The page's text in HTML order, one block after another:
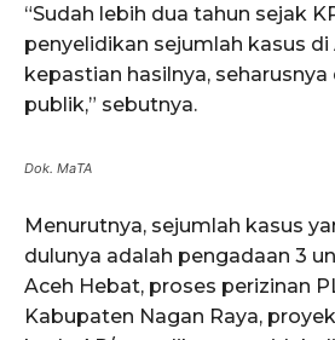
Situs Berita Aceh
“Sudah lebih dua tahun sejak
penyelidikan sejumlah kasus di
kepastian hasilnya,
publik,” sebutnya.
Dok. MaTA
Menurutnya, sejumlah kasus
dulunya adalah pengadaan 3
Aceh Hebat, proses perizinan
Kabupaten Nagan Raya,